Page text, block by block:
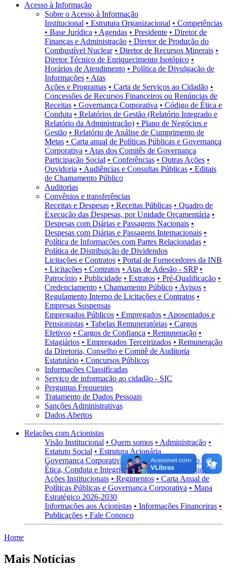
Acesso à Informação
Sobre o Acesso à Informação
Institucional • Estrutura Organizacional • Competências
• Base Jurídica • Agendas • Presidente • Diretor de
Finanças e Administração • Diretor de Produção do
Combustível Nuclear • Diretor de Recursos Minerais •
Diretor Técnico de Enriquecimento Isotópico •
Horários de Atendimento • Política de Divulgação de
Informações • Atas
Ações e Programas • Carta de Serviços ao Cidadão •
Concessões de Recursos Financeiros ou Renúncias de
Receitas • Governança Corporativa • Código de Ética e
Conduta • Relatórios de Gestão (Relatório Integrado e
Relatório da Administração) • Plano de Negócios e
Gestão • Relatório de Análise de Cumprimento de
Metas • Carta anual de Políticas Públicas e Governança
Corporativa • Atas dos Comitês de Governança
Participação Social • Conferências • Outras Ações •
Ouvidoria • Audiências e Consultas Públicas • Editais
de Chamamento Público
Auditorias
Convênios e transferências
Receitas e Despesas • Receitas Públicas • Quadro de
Execução das Despesas, por Unidade Orçamentária •
Despesas com Diárias e Passagens Nacionais •
Despesas com Diárias e Passagens Internacionais •
Política de Informações com Partes Relacionadas •
Política de Distribuição de Dividendos
Licitações e Contratos • Portal de Fornecedores da INB
• Licitações • Contratos • Atas de Adesão - SRP •
Patrocínio • Publicidade • Extratos • Pré-Qualificação •
Credenciamento • Chamamento Público • Avisos •
Regulamento Interno de Licitações e Contratos •
Empresas Suspensas
Empregados Públicos • Empregados • Aposentados e
Pensionistas • Tabelas Remuneratórias • Cargos
Efetivos • Cargos de Confiança • Remuneração •
Estagiários • Empregados Terceirizados • Remuneração
da Diretoria, Conselho e Comitê de Auditoria
Estatutário • Concursos Públicos
Informações Classificadas
Serviço de informação ao cidadão - SIC
Perguntas Frequentes
Tratamento de Dados Pessoais
Sanções Administrativas
Dados Abertos
Relações com Acionistas
Visão Institucional • Quem somos • Administração •
Estatuto Social • Estrutura Acionária
Governança Corporativa
• Visão Geral • Código de
Ética, Conduta e Integridade • Políticas Estratégicas •
Ações Institucionais • Regimentos • Carta Anual de
Políticas Públicas e Governança Corporativa • Mapa
Estratégico 2026-2030
Informações aos Acionistas • Informações Financeiras •
Publicações • Fale Conosco
Home
Mais Notícias